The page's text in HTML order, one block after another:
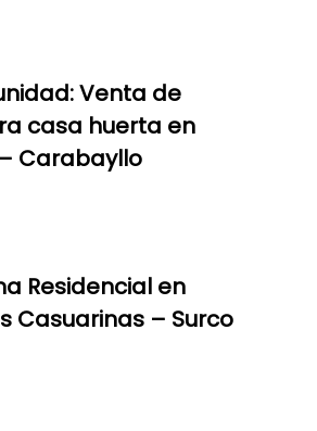
Venta de
casa huerta en
Carabayllo
Residencial en
Casuarinas – Surco